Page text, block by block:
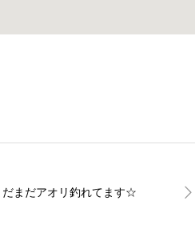
だまだアオリ釣れてます☆